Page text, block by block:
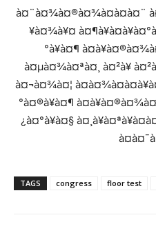
TAGS congress floor test